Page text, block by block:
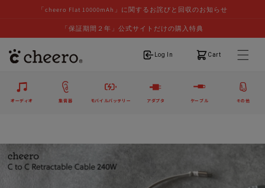
「cheero Flat 10000mAh」に関するお詫びと回収のお知らせ
「保証期間２年」公式サイトだけの購入特典
Log In
ログイン Cart
カート
オーディオ 集音器 モバイルバッテリー アダプタ ケーブル その他